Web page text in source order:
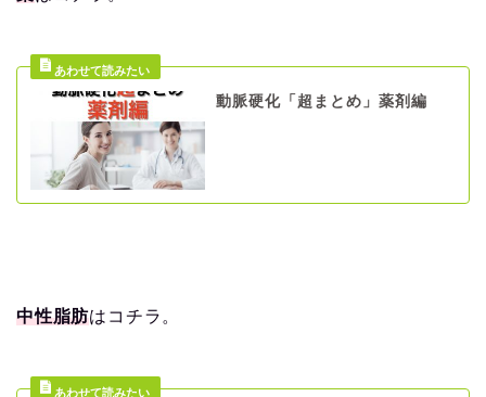
動脈硬化「超まとめ」薬剤編
中性脂肪はコチラ。